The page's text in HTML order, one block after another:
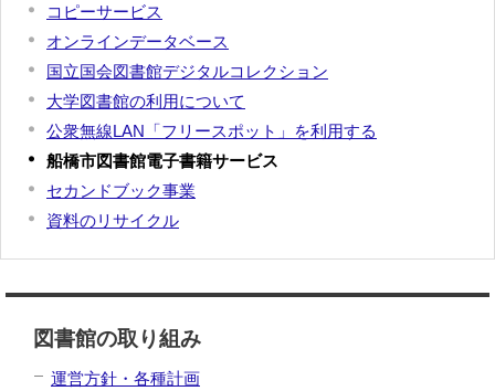
コピーサービス
オンラインデータベース
国立国会図書館デジタルコレクション
大学図書館の利用について
公衆無線LAN「フリースポット」を利用する
船橋市図書館電子書籍サービス
セカンドブック事業
資料のリサイクル
図書館の取り組み
運営方針・各種計画